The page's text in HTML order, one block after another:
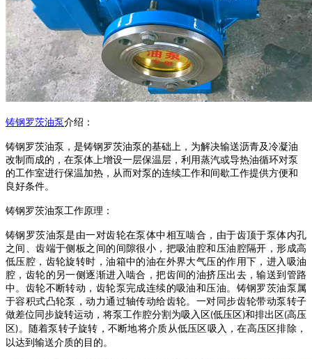
铸钢罗茨油泵介绍：
铸钢罗茨油泵 ，是铸钢罗茨油泵 的基础上，为解决输送沥青及冷凝油
改制而成的，在泵体上增设一层保温层，利用蒸汽或导热油循环对泵
的工作室进行保温加热，从而对泵的连续工作和间歇工作提供方便和
良好条件。
铸钢罗茨油泵工作原理：
铸钢罗茨油泵是由一对齿轮在泵体中相互啮合，由于齿顶于泵体内孔
之间、齿端于侧板之间的间隙很小，把吸油腔和压油腔隔开，形成高
低压腔，齿轮旋转时，油箱中的油在外界大气压的作用下，进入吸油
腔，齿轮的另一侧逐渐进入啮合，把齿间的油挤压出去，输送到管路
中。齿轮不断转动，齿轮泵完成连续的吸油和压油。 铸钢罗茨油泵 属
于容积式凸轮泵，动力通过轴传动给齿轮。一对同步齿轮带动泵转子
做差位同步旋转运动，将泵工作腔分割为吸入区 (低压区 )和排出区 (高压
区)。随着泵转子旋转，不断地将介质从低压区吸入，在高压区排除，
以达到输送介质的目的。